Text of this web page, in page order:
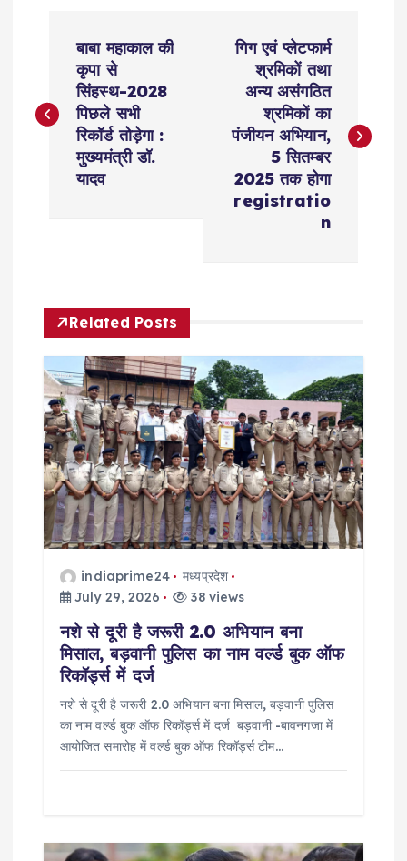
s
v
g
a
t
बाबा महाकाल की
कृपा से
सिंहस्थ-2028
पिछले सभी
रिकॉर्ड तोड़ेगा :
मुख्यमंत्री डॉ.
यादव
गिग एवं प्लेटफार्म
श्रमिकों तथा
अन्य असंगठित
श्रमिकों का
पंजीयन अभियान,
5 सितम्बर
2025 तक होगा
registratio
n
Related Posts
indiaprime24
मध्यप्रदेश
July 29, 2026
38 views
नशे से दूरी है जरूरी 2.0 अभियान बना
मिसाल, बड़वानी पुलिस का नाम वर्ल्ड बुक ऑफ
रिकॉर्ड्स में दर्ज
नशे से दूरी है जरूरी 2.0 अभियान बना मिसाल, बड़वानी पुलिस
का नाम वर्ल्ड बुक ऑफ रिकॉर्ड्स में दर्ज बड़वानी -बावनगजा में
आयोजित समारोह में वर्ल्ड बुक ऑफ रिकॉर्ड्स टीम…